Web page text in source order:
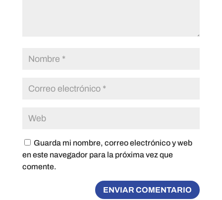
Guarda mi nombre, correo electrónico y web
en este navegador para la próxima vez que
comente.